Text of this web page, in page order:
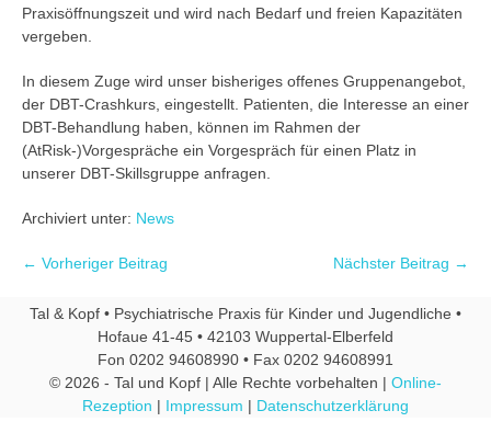
Praxisöffnungszeit und wird nach Bedarf und freien Kapazitäten
vergeben.
In diesem Zuge wird unser bisheriges offenes Gruppenangebot,
der DBT-Crashkurs, eingestellt. Patienten, die Interesse an einer
DBT-Behandlung haben, können im Rahmen der
(AtRisk-)Vorgespräche ein Vorgespräch für einen Platz in
unserer DBT-Skillsgruppe anfragen.
Archiviert unter: News
← Vorheriger Beitrag Nächster Beitrag →
Tal & Kopf • Psychiatrische Praxis für Kinder und Jugendliche •
Hofaue 41-45 • 42103 Wuppertal-Elberfeld
Fon 0202 94608990 • Fax 0202 94608991
© 2026 - Tal und Kopf | Alle Rechte vorbehalten | Online-
Rezeption | Impressum | Datenschutzerklärung